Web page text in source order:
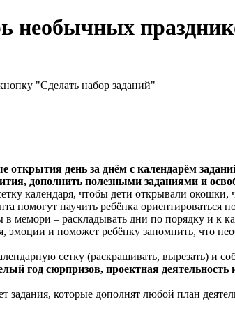
необычных
"Сделать набор заданий"
открытия день за днём с календарём
дополнить полезными заданиями и
календаря, чтобы дети открывали
помогут научить ребёнка ориентироваться
мемори – раскладывать дни по порядку и к
эмоции и поможет ребёнку запомнить, что
сетку (раскрашивать, вырезать) и
год сюрпризов, проектная
задания, которые дополнят любой план